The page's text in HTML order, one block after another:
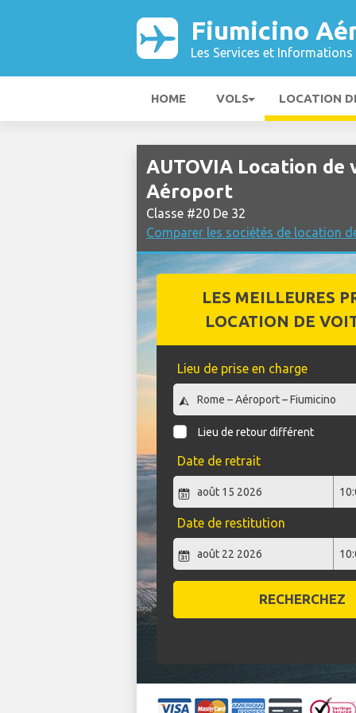
Fiumicino
Les Services et
HOME VOLS LOCATION
AUTOVIA Location de
Aéroport
Classe #20 De 32
Comparer les sociétés de location
LES MEILLEURES
LOCATION DE
Lieu de prise en charge
Lieu de retour différent
Date de retrait
Date de restitution
RECHERCHEZ